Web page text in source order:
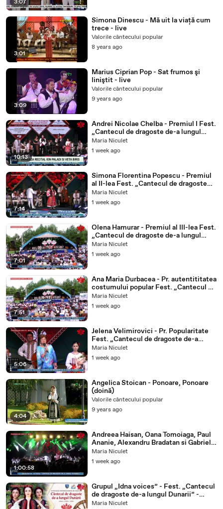
3:07
3:01
Simona Dinescu - Mă uit la viață cum
trece - live
Valorile cântecului popular
8 years ago
3:09
Marius Ciprian Pop - Sat frumos şi
liniştit - live
Valorile cântecului popular
9 years ago
10:13
Andrei Nicolae Chelba - Premiul I Fest.
„Cantecul de dragoste de-a lungul
Dunarii”-ETNO TV-23.07.2026
Maria Niculet
1 week ago
7:14
Simona Florentina Popescu - Premiul
al II-lea Fest. „Cantecul de dragoste
de-a lungul Dunarii”-ETNO TV-
23.07.2026
Maria Niculet
1 week ago
7:01
Olena Hamurar - Premiul al III-lea Fest.
„Cantecul de dragoste de-a lungul
Dunarii”-ETNO TV-23.07.2026
Maria Niculet
1 week ago
7:51
Ana Maria Durbacea - Pr. autentititatea
costumului popular Fest. „Cantecul de
dragoste de-a lungul Dunarii”-ETNO
TV-23.07.2026
Maria Niculet
1 week ago
5:06
Jelena Velimirovici - Pr. Popularitate
Fest. „Cantecul de dragoste de-a
lungul Dunarii”-ETNO TV-23.07.2026
Maria Niculet
1 week ago
4:04
Angelica Stoican - Ponoare, Ponoare
(doină)
Valorile cântecului popular
9 years ago
1:00:58
Andreea Haisan, Oana Tomoiaga, Paul
Ananie, Alexandru Bradatan si Gabriel
Dumitru - Georgel Nuca - Fest.
„Cantecul de dragoste de-a lungul
Dunarii”- Braila (ETNO TV -
Maria Niculet
1 week ago
Grupul „Idna voices” - Fest. „Cantecul
de dragoste de-a lungul Dunarii” -
Braila (ETNO TV - 22.07.2026)
Maria Niculet